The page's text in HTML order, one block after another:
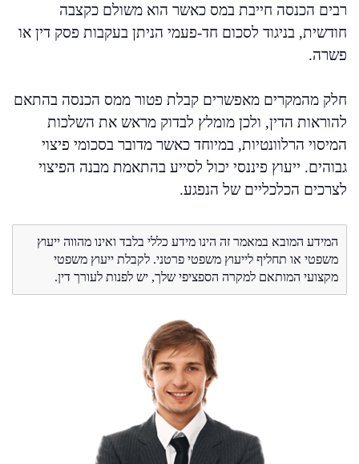
רבים הכנסה חייבת במס כאשר הוא משולם כקצבה
חודשית, בניגוד לסכום חד-פעמי הניתן בעקבות פסק דין או
פשרה.
חלק מהמקרים מאפשרים קבלת פטור ממס הכנסה בהתאם
להוראות הדין, ולכן מומלץ לבדוק מראש את השלכות
המיסוי הרלוונטיות, במיוחד כאשר מדובר בסכומי פיצוי
גבוהים. ייעוץ פיננסי יכול לסייע בהתאמת מבנה הפיצוי
לצרכים הכלכליים של הנפגע.
המידע המובא במאמר זה הינו מידע כללי בלבד ואינו מהווה ייעוץ
משפטי או תחליף לייעוץ משפטי פרטני. לקבלת ייעוץ משפטי
מקצועי המותאם למקרה הספציפי שלך, יש לפנות לעורך דין.